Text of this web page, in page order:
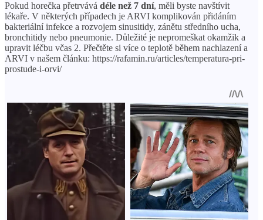
Pokud horečka přetrvává déle než 7 dní, měli byste navštívit
lékaře. V některých případech je ARVI komplikován přidáním
bakteriální infekce a rozvojem sinusitidy, zánětu středního ucha,
bronchitidy nebo pneumonie. Důležité je nepromeškat okamžik a
upravit léčbu včas 2. Přečtěte si více o teplotě během nachlazení a
ARVI v našem článku: https://rafamin.ru/articles/temperatura-pri-
prostude-i-orvi/